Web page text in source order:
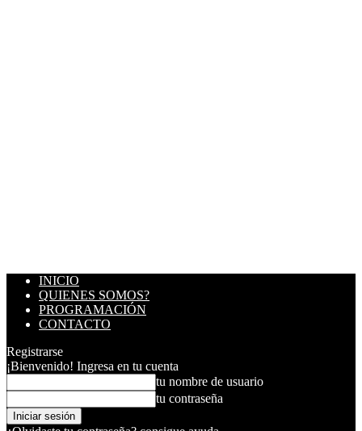
INICIO
QUIENES SOMOS?
PROGRAMACIÓN
CONTACTO
Registrarse
¡Bienvenido! Ingresa en tu cuenta
tu nombre de usuario
tu contraseña